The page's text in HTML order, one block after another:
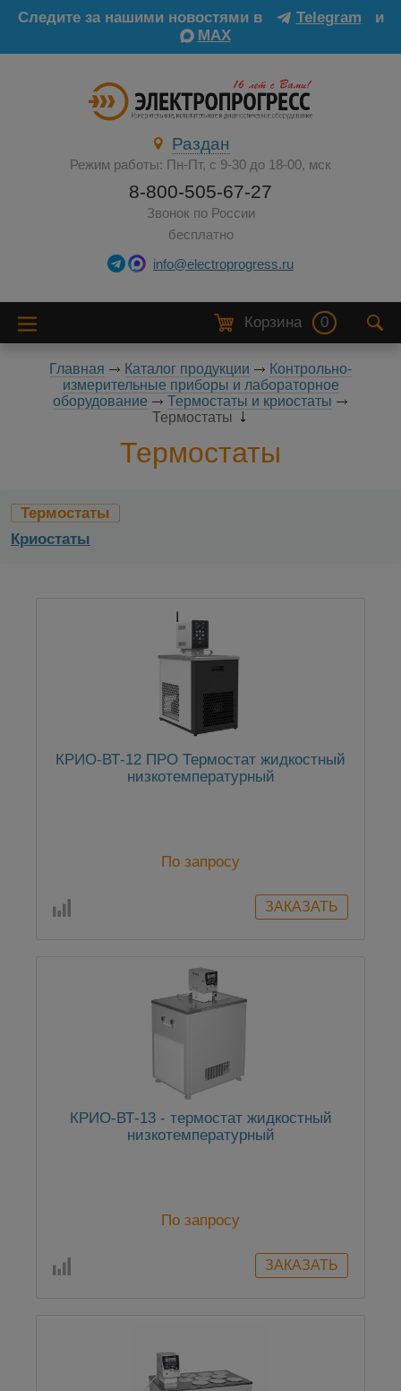
Следите за нашими новостями в Telegram
и
MAX
Раздан
Режим работы: Пн-Пт, с 9-30 до 18-00, мск
8-800-505-67-27
Звонок по России
бесплатно
info@electroprogress.ru
Корзина 0
Главная Каталог продукции
Контрольно-
измерительные приборы и лабораторное
оборудование
Термостаты и криостаты
Термостаты
Термостаты
Термостаты
Криостаты
КРИО-ВТ-12 ПРО Термостат жидкостный
низкотемпературный
По запросу
КРИО-ВТ-13 - термостат жидкостный
низкотемпературный
По запросу